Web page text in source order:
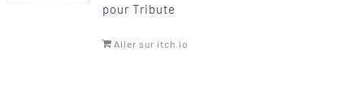
pour Tribute
Aller sur itch.io